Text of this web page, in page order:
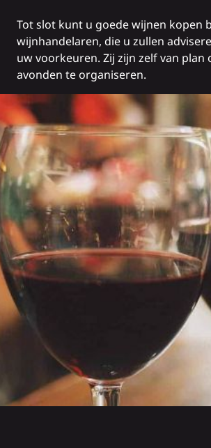
Tot slot kunt u goede wijnen kopen
wijnhandelaren, die u zullen
uw voorkeuren. Zij zijn zelf van plan
avonden te organiseren.